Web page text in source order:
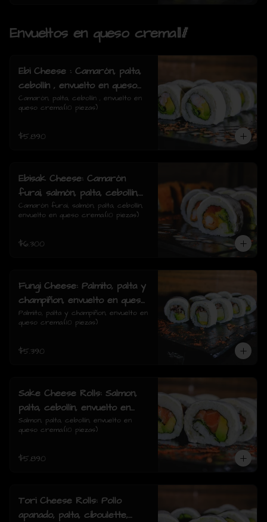
Envueltos en queso crema🥢
Ebi Cheese : Camarón, palta,
cebollín , envuelto en queso
crema.
Camarón, palta, cebollín , envuelto en
queso crema.(10 piezas)
$5.890
Ebisak Cheese: Camarón
furai, salmón, palta, cebollín,
envuelto en queso crema.
Camarón furai, salmón, palta, cebollín,
envuelto en queso crema.(10 piezas)
$6.300
Fungi Cheese: Palmito, palta y
champiñon, envuelto en queso
crema.
Palmito, palta y champiñon, envuelto en
queso crema.(10 piezas)
$5.390
Sake Cheese Rolls: Salmon,
palta, cebollin, envuelto en
queso crema.
Salmon, palta, cebollín, envuelto en
queso crema.(10 piezas)
$5.890
Tori Cheese Rolls: Pollo
apanado, palta, ciboulette,